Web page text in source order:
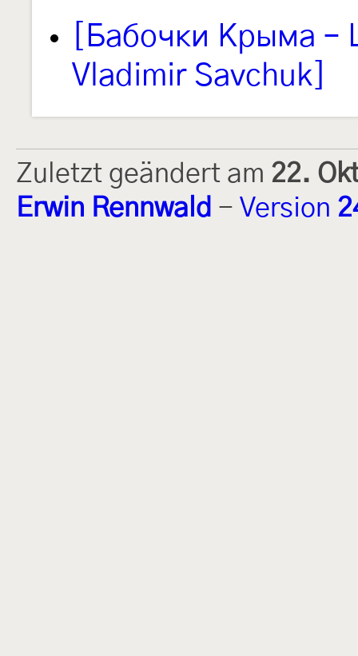
[Бабочки Крыма –
Vladimir Savchuk]
Zuletzt geändert am 22.
Erwin Rennwald - Version